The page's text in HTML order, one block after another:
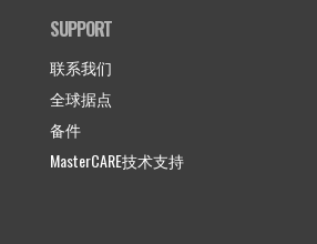
SUPPORT
联系我们
全球据点
备件
MasterCARE技术支持